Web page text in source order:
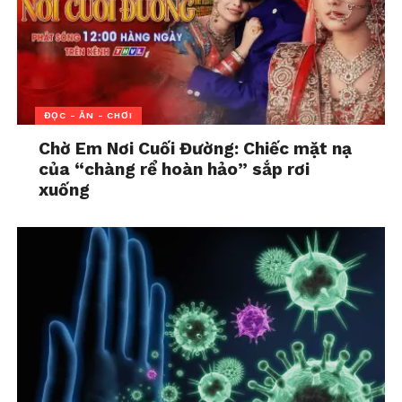
Thực ra, cơ thể con người không chỉ có dopamine.
Bên trong chúng ta còn ba loại hormone quan trọng
khác giúp tạo racảm giác hạnh phúcvà cân bằng
tinh thần:
Endorphin– giúp giảm căng thẳng và
đau đớn.
Serotonin– mang lại cảm giác thư thái
và ổn định tâm trạng.
Oxytocin– tạo ra sự gắn kết, tình yêu
và sự tin tưởng.
Những hormone này có thể được kích hoạt bằng các
hoạt động lành mạnh: tập thể dục, thiền định, dành
thời gian với người thân, sáng tạo nghệ thuật, chăm
sóc động vật… Khi có được niềm vui từ bên trong, con
người sẽ không còn phụ thuộc vào dopamine từ
ĐỌC - ĂN - CHƠI
Chờ Em Nơi Cuối Đường: Chiếc mặt nạ
của “chàng rể hoàn hảo” sắp rơi
xuống